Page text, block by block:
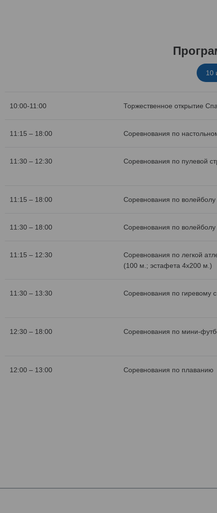
10
10:00-11:00 Торжественное открытие
11:15 – 18:00 Соревнования по
11:30 – 12:30 Соревнования по пулевой
11:15 – 18:00 Соревнования по
11:30 – 18:00 Соревнования по
11:15 – 12:30
Соревнования по легкой
(100 м.; эстафета 4х200 м.)
11:30 – 13:30 Соревнования по гиревому
12:30 – 18:00 Соревнования по мини-
12:00 – 13:00 Соревнования по плаванию